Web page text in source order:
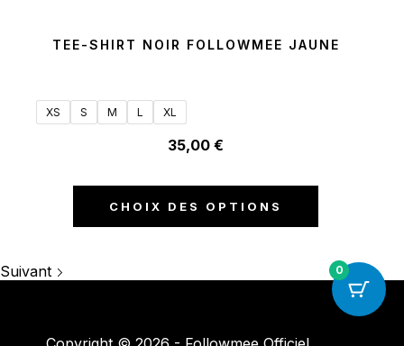
TEE-SHIRT NOIR FOLLOWMEE JAUNE
XS S M L XL
35,00€
CHOIX DES OPTIONS
Suivant 0